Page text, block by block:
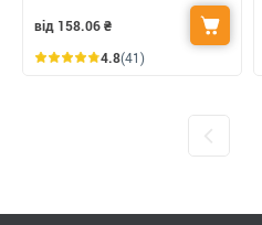
від 158.06₴
4.8(41)